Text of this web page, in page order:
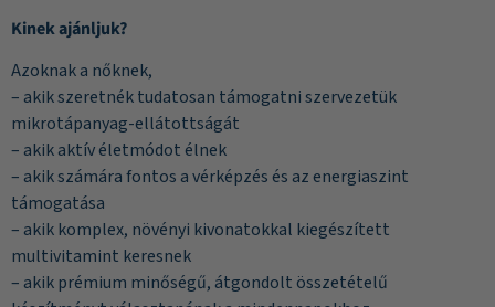
Kinek ajánljuk?
Azoknak a nőknek,
– akik szeretnék tudatosan támogatni szervezetük
mikrotápanyag-ellátottságát
– akik aktív életmódot élnek
– akik számára fontos a vérképzés és az energiaszint
támogatása
– akik komplex, növényi kivonatokkal kiegészített
multivitamint keresnek
– akik prémium minőségű, átgondolt összetételű